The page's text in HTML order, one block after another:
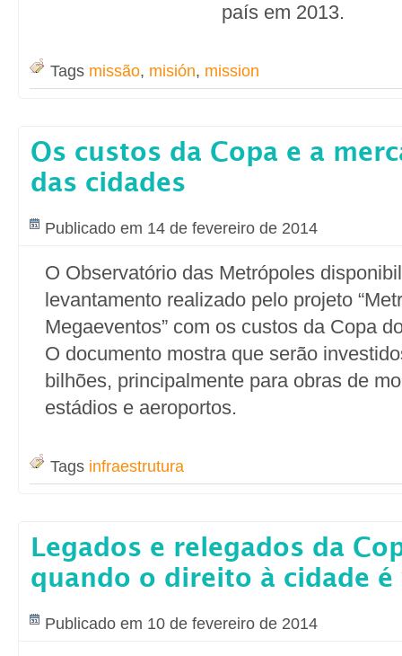
país em 2013.
Tags missão, misión, mission
Os custos da Copa e a
das cidades
Publicado em 14 de fevereiro de 2014
O Observatório das Metrópoles
levantamento realizado pelo projeto
Megaeventos” com os custos da Copa
O documento mostra que serão
bilhões, principalmente para obras de
estádios e aeroportos.
Tags infraestrutura
Legados e relegados da
quando o direito à cidade é
Publicado em 10 de fevereiro de 2014